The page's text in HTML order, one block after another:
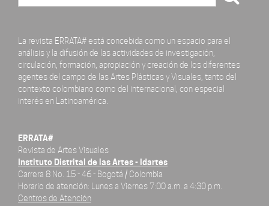
La revista ERRATA# está concebida como un espacio para el
análisis y la difusión de las actividades de investigación,
circulación, formación, apropiación y creación de los diferentes
agentes del campo de las Artes Plásticas y Visuales, tanto del
contexto colombiano como del internacional, con especial
interés en Latinoamérica.
ERRATA#
Revista de Artes Visuales
Instituto Distrital de las Artes - Idartes
Carrera 8 No. 15 - 46 - Bogotá / Colombia
Horario de atención: Lunes a Viernes 7:00 a.m. a 4:30 p.m.
Centros de Atención